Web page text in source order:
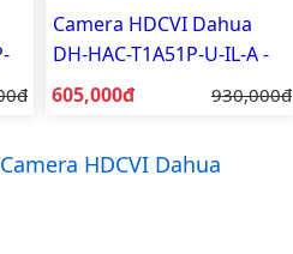
Camera HDCVI Dahua
DH-HAC-T1A51P-U-IL-A -
đèn trợ sáng, có thu âm
Giá bán:
605,000đ Giá gốc:
930,000đ
HDCVI Dahua